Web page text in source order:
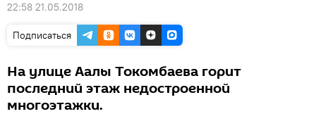
22:58 21.05.2018
Подписаться
На улице Аалы Токомбаева горит
последний этаж недостроенной
многоэтажки.